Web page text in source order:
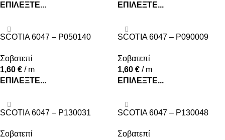
ΕΠΙΛΈΞΤΕ...
ΕΠΙΛΈΞΤΕ...
SCOTIA 6047 – P050140
Σοβατεπί
1,60 € / m
ΕΠΙΛΈΞΤΕ...
SCOTIA 6047 – P090009
Σοβατεπί
1,60 € / m
ΕΠΙΛΈΞΤΕ...
SCOTIA 6047 – P130031
Σοβατεπί
SCOTIA 6047 – P130048
Σοβατεπί